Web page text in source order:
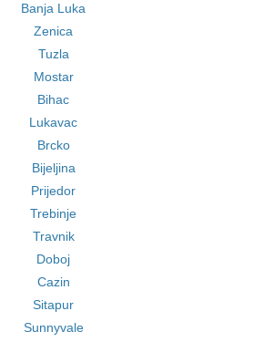
Banja Luka
Zenica
Tuzla
Mostar
Bihac
Lukavac
Brcko
Bijeljina
Prijedor
Trebinje
Travnik
Doboj
Cazin
Sitapur
Sunnyvale